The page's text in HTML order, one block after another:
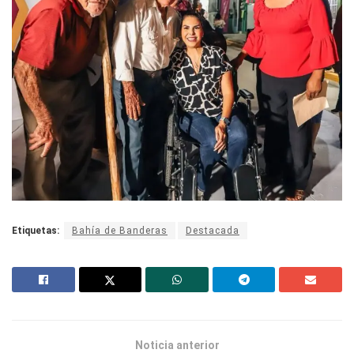
Etiquetas: Bahía de Banderas Destacada
Noticia anterior